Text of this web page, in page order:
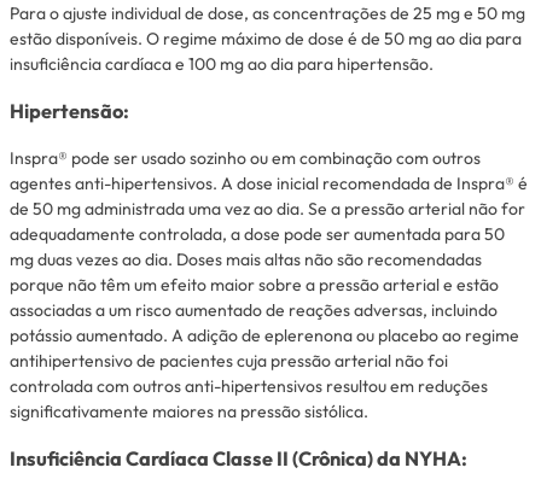
Para o ajuste individual de dose, as concentrações de 25 mg e 50 mg
estão disponíveis. O regime máximo de dose é de 50 mg ao dia para
insuficiência cardíaca e 100 mg ao dia para hipertensão.
Hipertensão:
Inspra® pode ser usado sozinho ou em combinação com outros
agentes anti-hipertensivos. A dose inicial recomendada de Inspra® é
de 50 mg administrada uma vez ao dia. Se a pressão arterial não for
adequadamente controlada, a dose pode ser aumentada para 50
mg duas vezes ao dia. Doses mais altas não são recomendadas
porque não têm um efeito maior sobre a pressão arterial e estão
associadas a um risco aumentado de reações adversas, incluindo
potássio aumentado. A adição de eplerenona ou placebo ao regime
antihipertensivo de pacientes cuja pressão arterial não foi
controlada com outros anti-hipertensivos resultou em reduções
significativamente maiores na pressão sistólica.
Insuficiência Cardíaca Classe II (Crônica) da NYHA: